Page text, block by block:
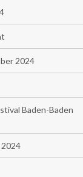
2024
Baden-Baden